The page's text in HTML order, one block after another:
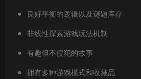
良好平衡的逻辑以及谜题库存
非线性探索游戏玩法机制
有趣但不侵犯的故事
拥有多种游戏模式和收藏品